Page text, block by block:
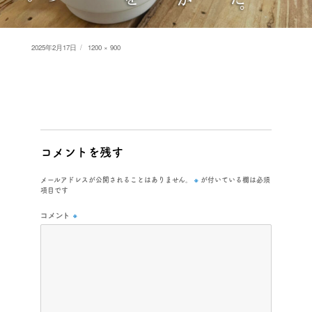
Posted
2025年2月17日
Full
1200 × 900
コメントを残す
メールアドレスが公開されることはありません。 ※ が付いている欄は必須
項目です
コメント ※